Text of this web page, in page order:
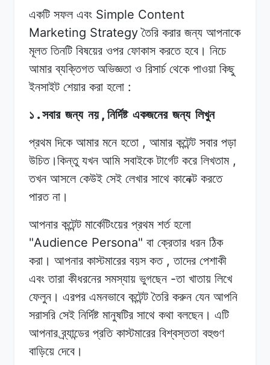
একটি সফল এবং Simple Content
Marketing Strategyতৈরি করার জন্য আপনাকে
মূলত তিনটি বিষয়ের ওপর ফোকাস করতে হবে। নিচে
আমার ব্যক্তিগত অভিজ্ঞতা ও রিসার্চ থেকে পাওয়া কিছু
ইনসাইট শেয়ার করা হলো :
১ .সবার জন্য নয়, নির্দিষ্ট একজনের জন্য লিখুন
প্রথম দিকে আমার মনে হতো , আমার কন্টেন্ট সবার পড়া
উচিত।কিন্তু যখন আমি সবাইকে টার্গেট করে লিখতাম,
তখন আসলে কেউই সেই লেখার সাথে কানেক্ট করতে
পারত না।
আপনার কন্টেন্ট মার্কেটিংয়ের প্রথম শর্ত হলো
"Audience Persona" বা ক্রেতার ধরন ঠিক
করা। আপনার কাস্টমারের বয়স কত,তাদের পেশাকী
এবং তারা কীধরনের সমস্যায় ভুগছেন -তা খাতায় লিখে
ফেলুন। এরপর এমনভাবে কন্টেন্ট তৈরি করুন যেন আপনি
সরাসরি সেই নির্দিষ্ট মানুষটির সাথে কথা বলছেন। এটি
আপনার ব্র্যান্ডের প্রতি কাস্টমারের বিশ্বস্ততা বহুগুণ
বাড়িয়ে দেবে।